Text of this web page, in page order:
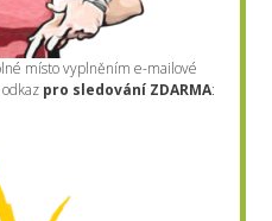
místo vyplněním e-mailové
pro sledování ZDARMA: